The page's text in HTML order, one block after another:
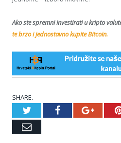
Ako ste spremni investirati u kripto
te brzo i jednostavno kupite Bitcoin.
SHARE.
TwitterFacebook
Email